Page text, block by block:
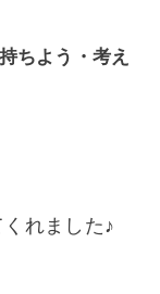
ちよう・考え
れました♪